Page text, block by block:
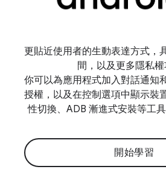
更貼近使用者的生動表達方式，
間，以及更多隱私權
你可以為應用程式加入對話通知
授權，以及在控制選項中顯示裝
性切換、ADB 漸進式安裝等工
開始學習